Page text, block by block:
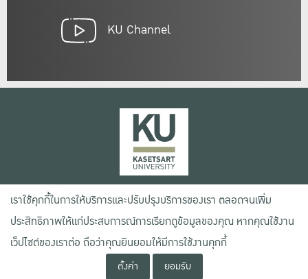
KU Channel
เลขที่ 50 ถนนงามวงศ์วาน แขวงลาดยาว เขตจตุจักร กรุงเทพฯ 10900
โทรศัพท์ +66 (0) 2942 8200-45
เงื่อนไขการใช้งานเว็บไซต์
ข้อตกลงด้านสิทธิ์ใช้งาน
นโยบายความเป็นส่วนตัว
เราใช้คุกกี้ในการให้บริการและปรับปรุงบริการของเรา ตลอดจนเพิ่ม
ประสิทธิภาพให้แก่ประสบการณ์การเรียกดูข้อมูลของคุณ หากคุณใช้งาน
เว็ปไซต์ของเราต่อ ถือว่าคุณยินยอมให้มีการใช้งานคุกกี้
ตั้งค่า ยอมรับ